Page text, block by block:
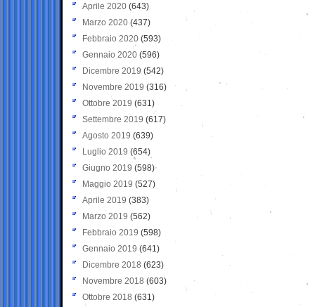
Aprile 2020 (643)
Marzo 2020 (437)
Febbraio 2020 (593)
Gennaio 2020 (596)
Dicembre 2019 (542)
Novembre 2019 (316)
Ottobre 2019 (631)
Settembre 2019 (617)
Agosto 2019 (639)
Luglio 2019 (654)
Giugno 2019 (598)
Maggio 2019 (527)
Aprile 2019 (383)
Marzo 2019 (562)
Febbraio 2019 (598)
Gennaio 2019 (641)
Dicembre 2018 (623)
Novembre 2018 (603)
Ottobre 2018 (631)